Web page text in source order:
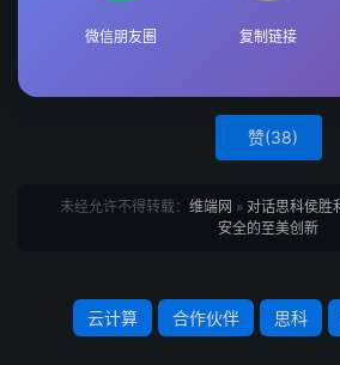
微信朋友圈 复制链接
赞(38)
未经允许不得转载： 维端网 » 对话思科侯胜
安全的至美创新
云计算 合作伙伴 思科